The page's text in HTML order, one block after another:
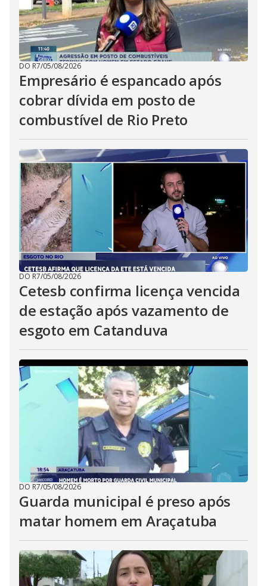
DO R7/05/08/2026
Empresário é espancado após
cobrar dívida em posto de
combustível de Rio Preto
DO R7/05/08/2026
Cetesb confirma licença vencida
de estação após vazamento de
esgoto em Catanduva
DO R7/05/08/2026
Guarda municipal é preso após
matar homem em Araçatuba